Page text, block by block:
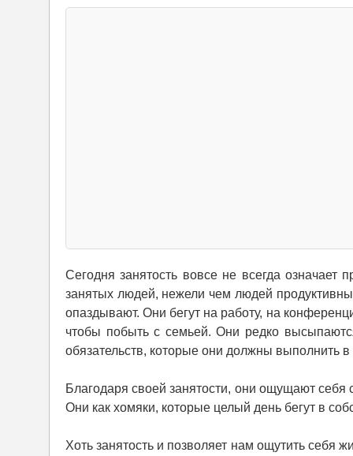
Сегодня занятость вовсе не всегда означает
занятых людей, нежели чем людей
опаздывают. Они бегут на работу, на
чтобы побыть с семьей. Они редко
обязательств, которые они должны выполнить в
Благодаря своей занятости, они ощущают
Они как хомяки, которые целый день бегут в
Хоть занятость и позволяет нам ощутить себя